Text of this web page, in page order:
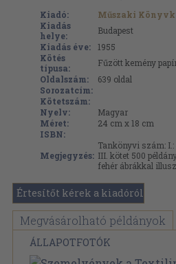
Kiadó:
Műszaki
Kiadás
helye:
Budapest
Kiadás éve:
1955
Kötés
típusa:
Fűzött kemény
Oldalszám:
639 oldal
Sorozatcím:
Kötetszám:
Nyelv:
Magyar
Méret:
24 cm x 18 cm
ISBN:
Megjegyzés:
Tankönyvi szám: I.:
III. kötet 500
fehér ábrákkal
Értesítőt kérek a kiadóról
Megvásárolható példányok
ÁLLAPOTFOTÓK